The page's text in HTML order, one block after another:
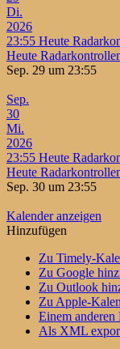
Di.
2026
23:55 Heute
Heute
Sep. 29 um 23:55
Sep.
30
Mi.
2026
23:55 Heute
Heute
Sep. 30 um 23:55
Kalender anzeigen
Hinzufügen
Zu Timely-
Zu Google
Zu Outlook
Zu Apple-
Einem
Als XML